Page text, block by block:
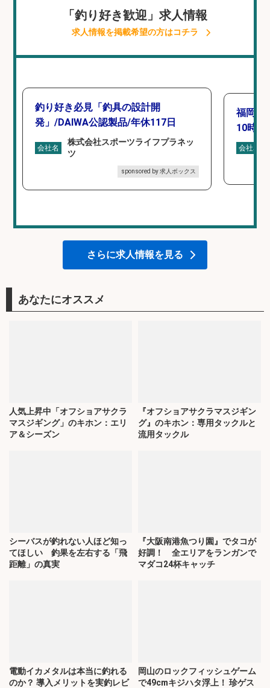
「釣り好き歓迎」求人情報
求人情報を掲載希望の方はコチラ
釣り好き必見「釣具の設計開
発」/DAIWA公認製品/年休117日
会社名
株式会社スポーツライフプラネッ
ツ
sponsored by 求人ボックス
福岡「
10時間
会社名
さらに求人情報を見る
あなたにオススメ
人気上昇中「オフショアサクラ
マスジギング」のキホン：エリ
ア＆シーズン
『オフショアサクラマスジギン
グ』のキホン：専用タックルと
流用タックル
シーバスが釣れない人ほど知っ
てほしい 釣果を左右する「飛
距離」の真実
『大阪南港魚つり園』でタコが
好調！ 全エリアをランガンで
マダコ24杯キャッチ
電動イカメタルは本当に釣れる
のか？ 導入メリットを実釣レビ
岡山のロックフィッシュゲーム
で49cmキジハタ浮上！ 珍ゲス